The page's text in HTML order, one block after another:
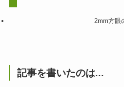
2mm方眼
記事を書いたのは...